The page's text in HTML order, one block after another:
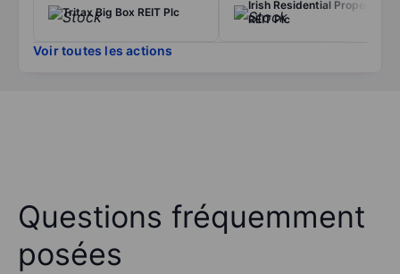
Tritax Big Box REIT Plc
Irish Residential Properties
REIT Plc
Voir toutes les actions
Questions fréquemment
posées